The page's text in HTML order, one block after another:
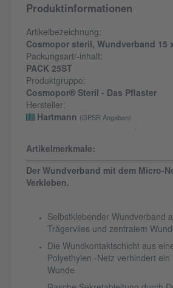
Produktinformationen
Artikelbezeichnung:
Cosmopor steril, Wundverband 15
Packungsart/-inhalt:
PACK 25ST
Produktgruppe:
Cosmopor® Steril - Das Pflaster
Hersteller:
Hartmann
(GPSR Angaben)
Artikelmerkmale:
Der Wundverband mit dem Micro-
Verkleben.
Selbstklebender Wundverband
Trägervlies und zentralem
Die Wundkontaktschicht aus
Polyethylen -Netz verhindert ein
Wunde